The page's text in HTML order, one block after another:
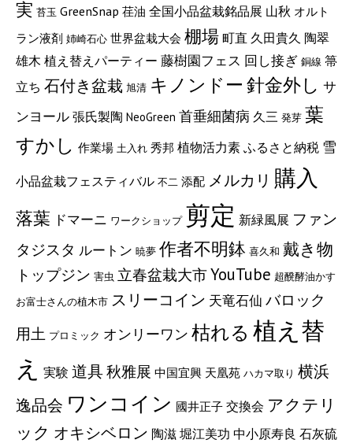
実 苔玉 GreenSnap 荏油 全国小品盆栽銘品展 山秋 オルト
ラン液剤 姉崎石心 世界盆栽大会 棚場町直 久田貴久 陶翠
雄木 植え替えパーティー 藤樹園フェス 回し接ぎ 銅線 箒
立ち 石付き盆栽 旭清 キノンドー 針金外し サ
ンヨール張氏製陶 NeoGreen 首垂細菌病 久三 発芽 葉
すかし 作業場 土入れ 秀邦 植物活力素ふるさと納税 雪
小品盆栽フェスティバル 不二 添配 メルカリ 購入
落葉 ドマーニ ワークショップ 剪定 新緑風展 ファン
タジスタ ルートン 暁夢 作者不明鉢 喜久和 戴き物
トップジン 害虫 立春盆栽大市YouTube 超醗酵油かす
お富士さんの植木市 スリーコイン 天竜石仙 バロック
用土 プロミック オンリーワン 枯れる 植え替
え
実験 道具秋雅展 中国宜興 天凰苑 ハカマ取り 横浜
逸品会 ワンコイン 國井正子 交換会 アクテリ
ック オキシベロン 陶滋 堀江美功 中小原寿良 石灰硫